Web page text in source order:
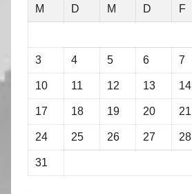
M
D M D F
3 4 5 6 7
10 11 12 13 14
17 18 19 20 21
24 25 26 27 28
31